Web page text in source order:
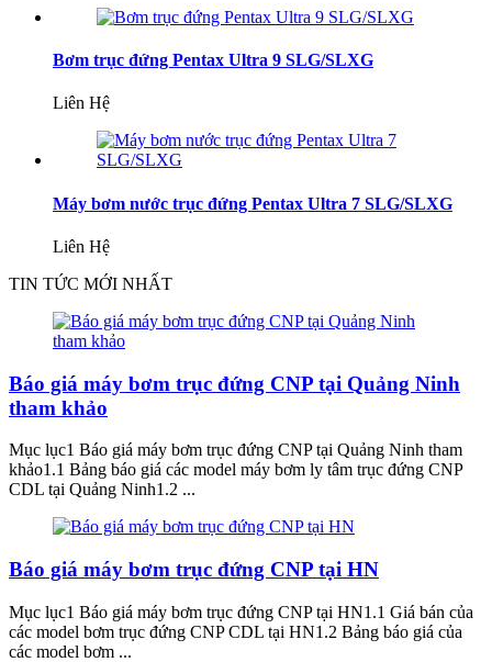
Bơm trục đứng Pentax Ultra 9 SLG/SLXG
Liên Hệ
Máy bơm nước trục đứng Pentax Ultra 7 SLG/SLXG
Liên Hệ
TIN TỨC MỚI NHẤT
Báo giá máy bơm trục đứng CNP tại Quảng Ninh
tham khảo
Mục lục1 Báo giá máy bơm trục đứng CNP tại Quảng Ninh tham
khảo1.1 Bảng báo giá các model máy bơm ly tâm trục đứng CNP
CDL tại Quảng Ninh1.2 ...
Báo giá máy bơm trục đứng CNP tại HN
Mục lục1 Báo giá máy bơm trục đứng CNP tại HN1.1 Giá bán của
các model bơm trục đứng CNP CDL tại HN1.2 Bảng báo giá của
các model bơm ...